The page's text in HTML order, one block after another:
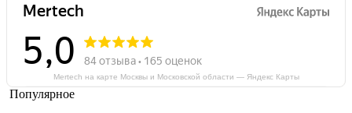
Mertech на карте Москвы и Московской области — Яндекс Карты
Популярное